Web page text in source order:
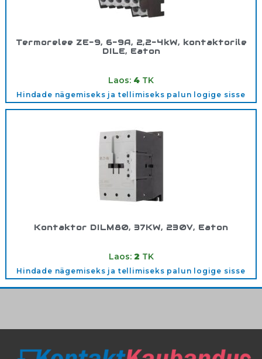
Termorelee ZE-9, 6-9A, 2,2-4kW, kontaktorile
DILE, Eaton
Laos: 4 TK
Hindade nägemiseks ja tellimiseks palun logige sisse
Kontaktor DILM80, 37KW, 230V, Eaton
Laos: 2 TK
Hindade nägemiseks ja tellimiseks palun logige sisse